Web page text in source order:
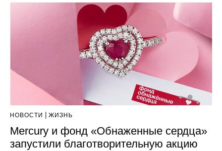
НОВОСТИ ЖИЗНЬ
Mercury и фонд «Обнаженные сердца»
запустили благотворительную акцию